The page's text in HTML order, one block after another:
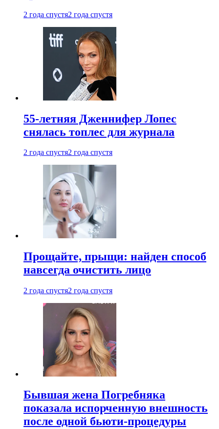
2 года спустя2 года спустя
55-летняя Дженнифер Лопес
снялась топлес для журнала
2 года спустя2 года спустя
Прощайте, прыщи: найден способ
навсегда очистить лицо
2 года спустя2 года спустя
Бывшая жена Погребняка
показала испорченную внешность
после одной бьюти-процедуры